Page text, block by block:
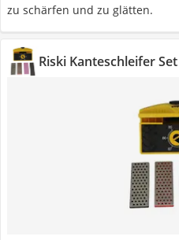
zu schärfen und zu glätten.
Riski Kanteschleifer Set